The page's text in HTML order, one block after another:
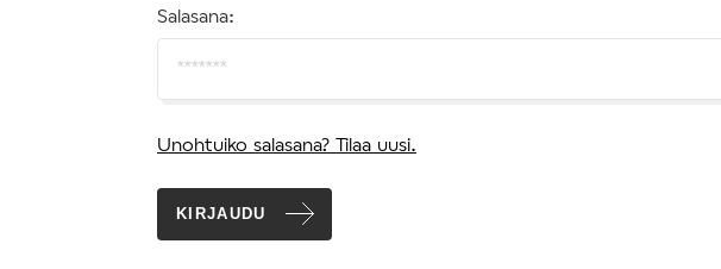
Salasana:
Unohtuiko salasana? Tilaa uusi.
KIRJAUDU